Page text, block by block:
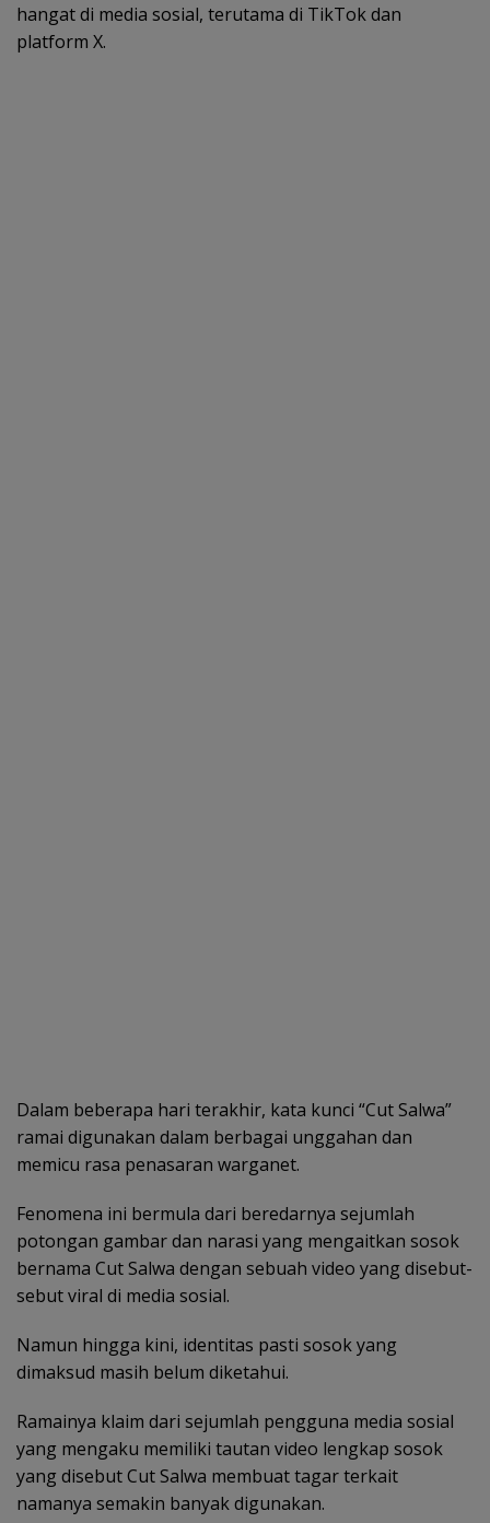
hangat di media sosial, terutama di TikTok dan
platform X.
Dalam beberapa hari terakhir, kata kunci “Cut Salwa”
ramai digunakan dalam berbagai unggahan dan
memicu rasa penasaran warganet.
Fenomena ini bermula dari beredarnya sejumlah
potongan gambar dan narasi yang mengaitkan sosok
bernama Cut Salwa dengan sebuah video yang disebut-
sebut viral di media sosial.
Namun hingga kini, identitas pasti sosok yang
dimaksud masih belum diketahui.
Ramainya klaim dari sejumlah pengguna media sosial
yang mengaku memiliki tautan video lengkap sosok
yang disebut Cut Salwa membuat tagar terkait
namanya semakin banyak digunakan.